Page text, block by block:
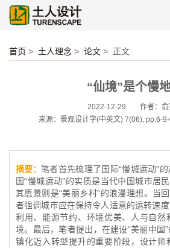
首页 > 土人理念 > 论文 > 正文
“仙境”是个慢
2022-12-29
作者：
来源：景观设计学(中英文) 7(06), pp.6-
摘要： 笔者首先梳理了国际“慢城运动”
国“慢城运动”的实质是当代中国城市居民
其愿景则是“美丽乡村”的浪漫理想。当
者强调城市应在保持令人适意的运转速
利用、能源节约、环境优美、人与自然
境。最后，笔者提出，在建设“美丽中国
镇化迈入转型提升的重要阶段，设计师